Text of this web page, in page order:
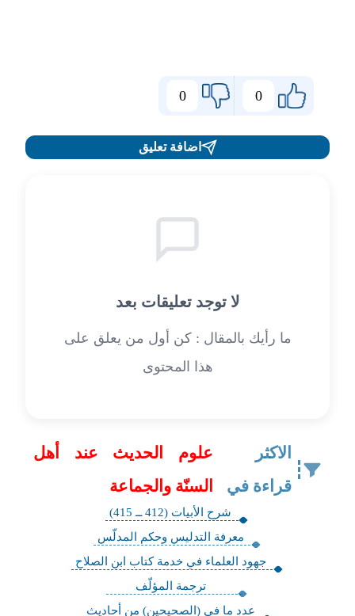
0
0
اضافة تعليق
لا توجد تعليقات بعد
ما رأيك بالمقال : كن أول من يعلق على
هذا المحتوى
الاكثر
قراءة في
علوم الحديث عند أهل
السنّة والجماعة
شرح الأبيات (412 ــ 415)
معرفة التدليس وحكم المدلّس
جهود العلماء في خدمة كتاب ابن الصلاح
ترجمة المؤلّف
عدد ما في (الصحيحين) من أحاديث